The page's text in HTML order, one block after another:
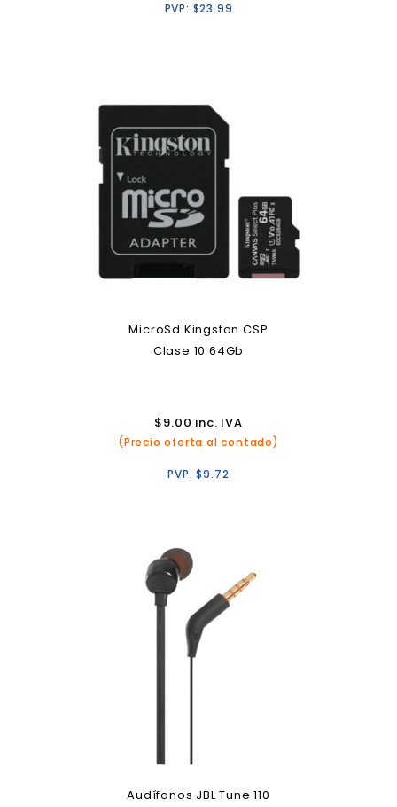
PVP: $23.99
MicroSd Kingston CSP
Clase 10 64Gb
$9.00 inc. IVA
(Precio oferta al contado)
PVP:$9.72
Audífonos JBL Tune 110